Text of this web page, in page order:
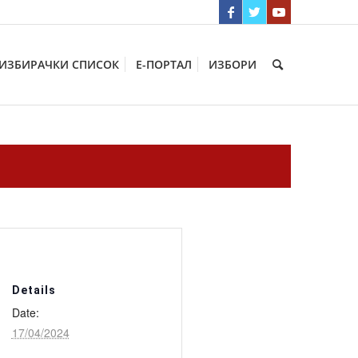
ИЗБИРАЧКИ СПИСОК Е-ПОРТАЛ ИЗБОРИ
Details
Date:
17/04/2024